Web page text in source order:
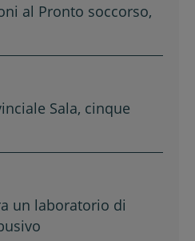
al Pronto soccorso,
Sala, cinque
un laboratorio di